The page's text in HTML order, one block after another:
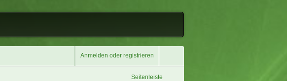
Anmelden oder registrieren
Seitenleiste